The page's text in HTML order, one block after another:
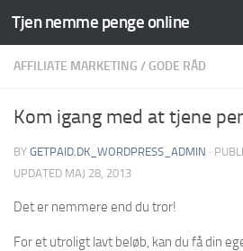
Skip to content
Tjen nemme penge online
AFFILIATE MARKETING / GODE RÅD
Kom igang med at tjene
BY GETPAID.DK_WORDPRESS_ADMIN ·
UPDATED MAJ 28, 2013
Det er nemmere end du tror!
For et utroligt lavt beløb, kan du få din